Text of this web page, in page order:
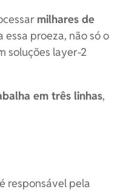
milhares de
proeza, não só o
soluções layer-2
em três linhas,
responsável pela